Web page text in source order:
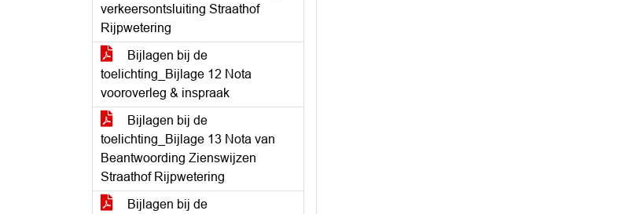
verkeersontsluiting Straathof
Rijpwetering
Bijlagen bij de
toelichting_Bijlage 12 Nota
vooroverleg & inspraak
Bijlagen bij de
toelichting_Bijlage 13 Nota van
Beantwoording Zienswijzen
Straathof Rijpwetering
Bijlagen bij de